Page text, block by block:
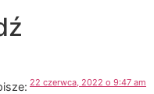
22 czerwca, 2022 o 9:47 am